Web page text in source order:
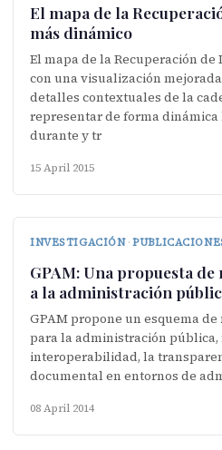
El mapa de la
más dinámico
El mapa de la Recuperación
con una visualización
detalles contextuales de la
representar de forma dinámica
durante y tr
15 April 2015
INVESTIGACIÓN ·
GPAM: Una propuesta
a la administración
GPAM propone un esquema
para la administración
interoperabilidad, la
documental en entornos de
08 April 2014